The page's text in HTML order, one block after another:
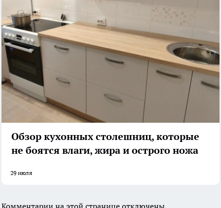
Обзор кухонных столешниц, которые
не боятся влаги, жира и острого ножа
29 июля